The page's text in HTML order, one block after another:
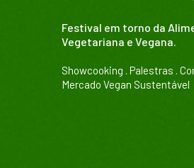
Festival em torno da
Vegetariana e Vegana.
Showcooking . Palestras .
Mercado Vegan Sustentável